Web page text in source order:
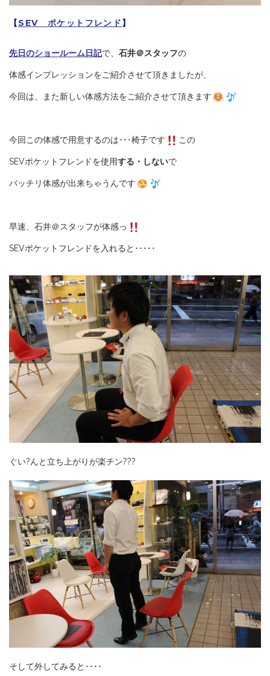
【SEV ポケットフレンド】
先日のショールーム日記で、 石井＠スタッフの
体感インプレッションをご紹介させて頂きましたが、
今回は、また新しい体感方法をご紹介させて頂きます
今回この体感で用意するのは･･･椅子です この
SEVポケットフレンドを使用する・しないで
バッチリ体感が出来ちゃうんです
早速、石井＠スタッフが体感っ
SEVポケットフレンドを入れると･････
ぐい?んと立ち上がりが楽チン???
そして外してみると････